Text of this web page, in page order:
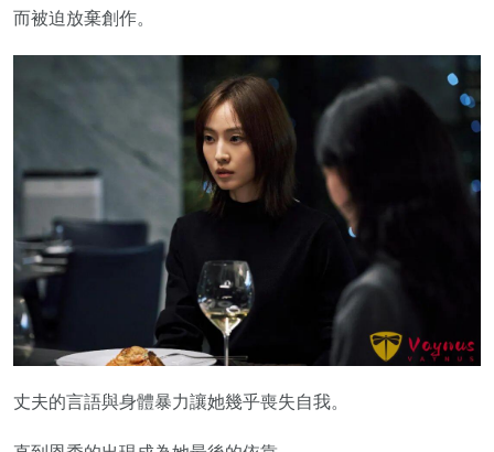
而被迫放棄創作。
丈夫的言語與身體暴力讓她幾乎喪失自我。